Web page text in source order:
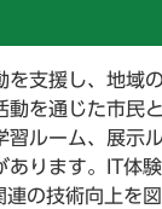
支援し、地域
を通じた市民
ルーム、展示
ります。IT体
の技術向上を図